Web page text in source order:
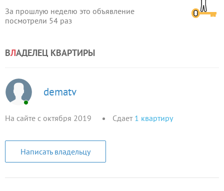
За прошлую неделю это объявление
посмотрели 54 раз
ВЛАДЕЛЕЦ КВАРТИРЫ
dematv
На сайте с октября 2019 Сдает 1 квартиру
Написать владельцу